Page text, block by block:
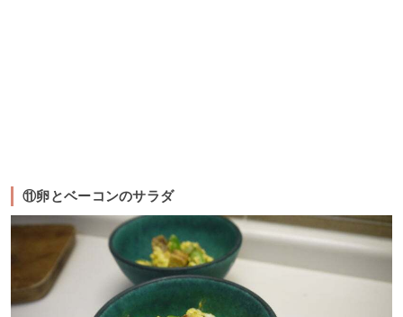
⑪卵とベーコンのサラダ